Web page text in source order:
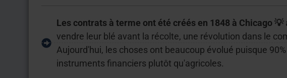
Les contrats à terme ont été créés en 1848 à Chicago 💡
vendre leur blé avant la récolte, une révolution dans le
Aujourd'hui, les choses ont beaucoup évolué puisque
instruments financiers plutôt qu'agricoles.